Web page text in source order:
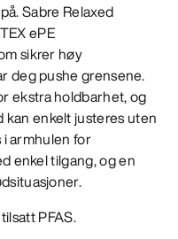
Sabre Relaxed
ePE
sikrer høy
deg pushe grensene.
ekstra holdbarhet, og
enkelt justeres uten
armhulen for
enkel tilgang, og en
PFAS.